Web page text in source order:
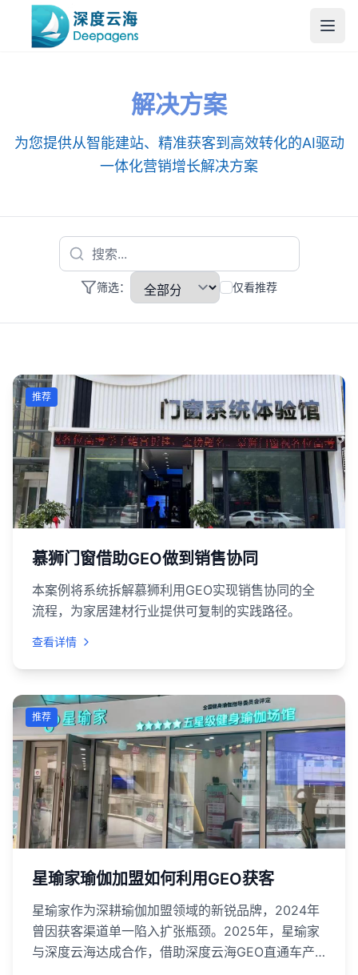
跳到主内容
解决方案
为您提供从智能建站、精准获客到高效转化的AI驱动
一体化营销增长解决方案
筛选： 仅看推荐
推荐
慕狮门窗借助GEO做到销售协同
本案例将系统拆解慕狮利用GEO实现销售协同的全
流程，为家居建材行业提供可复制的实践路径。
查看详情
推荐
星瑜家瑜伽加盟如何利用GEO获客
星瑜家作为深耕瑜伽加盟领域的新锐品牌，2024年
曾因获客渠道单一陷入扩张瓶颈。2025年，星瑜家
与深度云海达成合作，借助深度云海GEO直通车产